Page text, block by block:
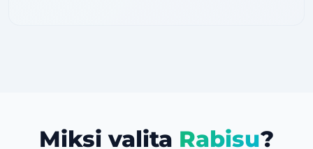
Karachi
Pakistan • Local Peering Hub
Miksi valita Rabisu?